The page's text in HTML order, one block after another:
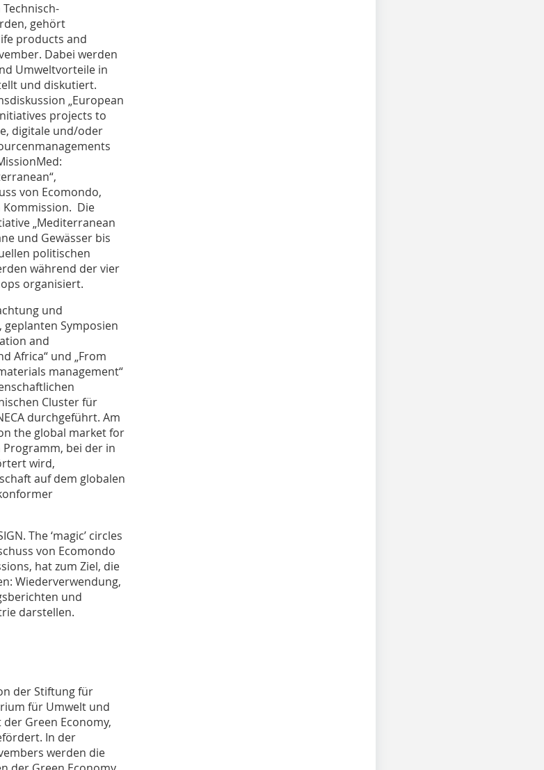
gehört
products and
Dabei werden
Umweltvorteile in
und diskutiert.
„European
projects to
digitale und/oder
von Ecomondo,
Kommission. Die
„Mediterranean
und Gewässer bis
politischen
während der vier
organisiert.
und
Symposien
and
Africa“ und „From
management“
Cluster für
durchgeführt. Am
the global market for
Programm, bei der in
wird,
auf dem globalen
The ‘magic’ circles
von Ecomondo
hat zum Ziel, die
Wiederverwendung,
und
darstellen.
der Stiftung für
für Umwelt und
Green Economy,
In der
werden die